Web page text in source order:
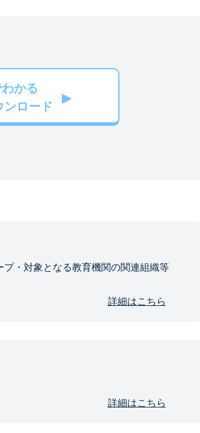
かる
ンロード
・対象となる教育機関の関連組織等
詳細はこちら
詳細はこちら